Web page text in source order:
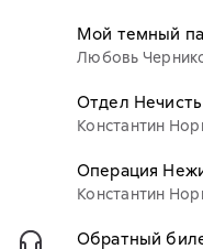
Мой темный
Любовь
Отдел Нечисть
Константин
Операция
Константин
Обратный